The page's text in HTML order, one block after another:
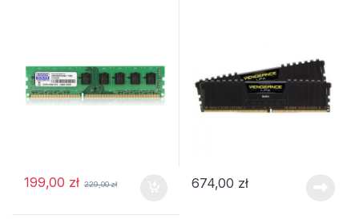
199,00 zł 229,00zł 674,00 zł